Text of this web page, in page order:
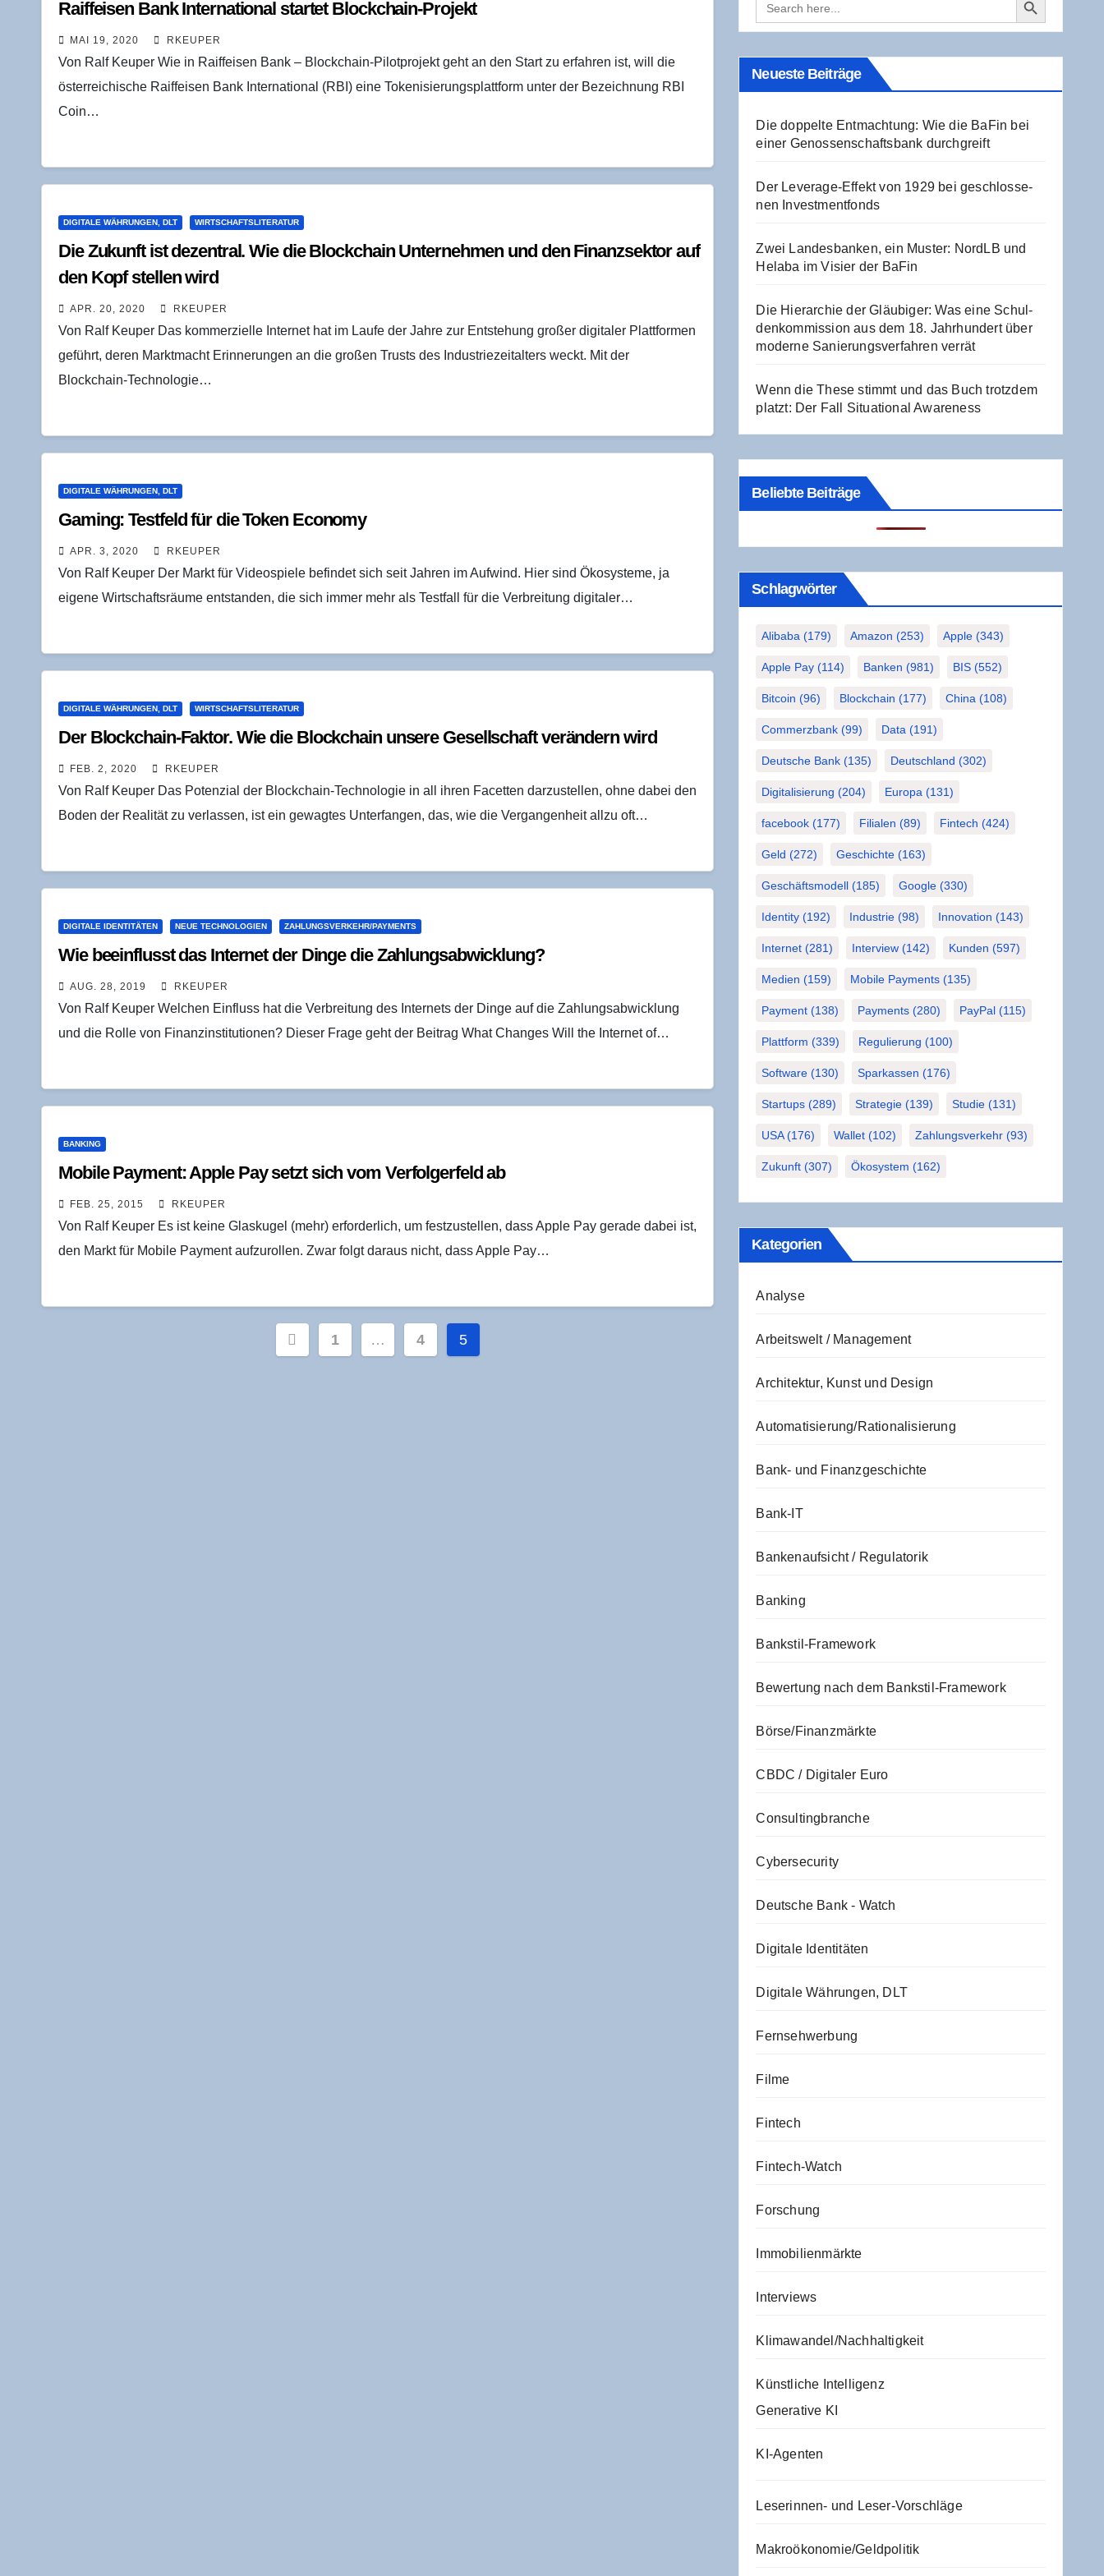
Raiff­ei­sen Bank Inter­na­tio­nal star­tet Blockchain-Projekt
MAI 19, 2020 RKEUPER
Von Ralf Keuper Wie in Raiffeisen Bank – Blockchain-Pilotprojekt geht an den Start zu erfahren ist, will die
österreichische Raiffeisen Bank International (RBI) eine Tokenisierungsplattform unter der Bezeichnung RBI
Coin…
DIGITALE WÄHRUNGEN, DLT WIRTSCHAFTSLITERATUR
Die Zukunft ist dezen­tral. Wie die Block­chain Unter­neh­men und den Finanz­sek­tor auf
den Kopf stel­len wird
APR. 20, 2020 RKEUPER
Von Ralf Keuper Das kommerzielle Internet hat im Laufe der Jahre zur Entstehung großer digitaler Plattformen
geführt, deren Marktmacht Erinnerungen an die großen Trusts des Industriezeitalters weckt. Mit der
Blockchain-Technologie…
DIGITALE WÄHRUNGEN, DLT
Gam­ing: Test­feld für die Token Economy
APR. 3, 2020 RKEUPER
Von Ralf Keuper Der Markt für Videospiele befindet sich seit Jahren im Aufwind. Hier sind Ökosysteme, ja
eigene Wirtschaftsräume entstanden, die sich immer mehr als Testfall für die Verbreitung digitaler…
DIGITALE WÄHRUNGEN, DLT WIRTSCHAFTSLITERATUR
Der Block­chain-Fak­tor. Wie die Block­chain unse­re Gesell­schaft ver­än­dern wird
FEB. 2, 2020 RKEUPER
Von Ralf Keuper Das Potenzial der Blockchain-Technologie in all ihren Facetten darzustellen, ohne dabei den
Boden der Realität zu verlassen, ist ein gewagtes Unterfangen, das, wie die Vergangenheit allzu oft…
DIGITALE IDENTITÄTEN NEUE TECHNOLOGIEN ZAHLUNGSVERKEHR/PAYMENTS
Wie beein­flusst das Inter­net der Din­ge die Zahlungsabwicklung?
AUG. 28, 2019 RKEUPER
Von Ralf Keuper Welchen Einfluss hat die Verbreitung des Internets der Dinge auf die Zahlungsabwicklung
und die Rolle von Finanzinstitutionen? Dieser Frage geht der Beitrag What Changes Will the Internet of…
BANKING
Mobi­le Pay­ment: Apple Pay setzt sich vom Ver­fol­ger­feld ab
FEB. 25, 2015 RKEUPER
Von Ralf Keuper Es ist keine Glaskugel (mehr) erforderlich, um festzustellen, dass Apple Pay gerade dabei ist,
den Markt für Mobile Payment aufzurollen. Zwar folgt daraus nicht, dass Apple Pay…
Seitennummerierung
der
1 … 4 5
for:
Neu­es­te Beiträge
Die dop­pel­te Ent­mach­tung: Wie die BaFin bei
einer Genos­sen­schafts­bank durchgreift
Der Levera­ge-Effekt von 1929 bei geschlos­se­
nen Investmentfonds
Zwei Lan­des­ban­ken, ein Mus­ter: NordLB und
Hela­ba im Visier der BaFin
Die Hier­ar­chie der Gläu­bi­ger: Was eine Schul­
den­kom­mis­si­on aus dem 18. Jahr­hun­dert über
moder­ne Sanie­rungs­ver­fah­ren verrät
Wenn die The­se stimmt und das Buch trotz­dem
platzt: Der Fall Situa­tio­nal Awareness
Beliebte Beiträge
Schlag­wör­ter
Alibaba (179) Amazon (253) Apple (343)
Apple Pay (114) Banken (981) BIS (552)
Bitcoin (96) Blockchain (177) China (108)
Commerzbank (99) Data (191)
Deutsche Bank (135) Deutschland (302)
Digitalisierung (204) Europa (131)
facebook (177) Filialen (89) Fintech (424)
Geld (272) Geschichte (163)
Geschäftsmodell (185) Google (330)
Identity (192) Industrie (98) Innovation (143)
Internet (281) Interview (142) Kunden (597)
Medien (159) Mobile Payments (135)
Payment (138) Payments (280) PayPal (115)
Plattform (339) Regulierung (100)
Software (130) Sparkassen (176)
Startups (289) Strategie (139) Studie (131)
USA(176) Wallet (102) Zahlungsverkehr (93)
Zukunft (307) Ökosystem (162)
Kate­go­rien
Analyse
Arbeitswelt / Management
Architektur, Kunst und Design
Automatisierung/Rationalisierung
Bank- und Finanzgeschichte
Bank-IT
Bankenaufsicht / Regulatorik
Banking
Bankstil-Framework
Bewertung nach dem Bankstil-Framework
Börse/Finanzmärkte
CBDC / Digitaler Euro
Consultingbranche
Cybersecurity
Deutsche Bank - Watch
Digitale Identitäten
Digitale Währungen, DLT
Fernsehwerbung
Filme
Fintech
Fintech-Watch
Forschung
Immobilienmärkte
Interviews
Klimawandel/Nachhaltigkeit
Künstliche Intelligenz
Generative KI
KI-Agenten
Leserinnen- und Leser-Vorschläge
Makroökonomie/Geldpolitik